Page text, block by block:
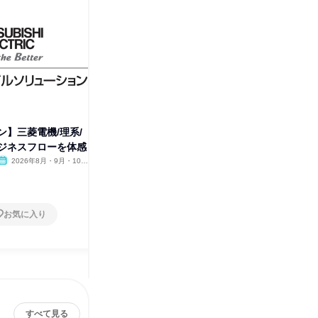
】三菱電機/理系/
スフローを体感
2026年8月・9月・10
お気に入り
すべて見る